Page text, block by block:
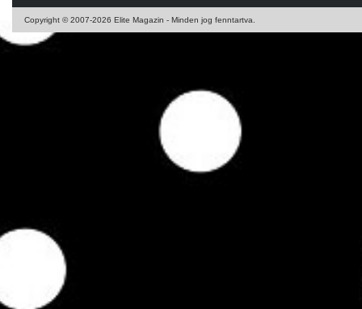
Copyright © 2007-2026 Elite Magazin - Minden jog fenntartva.